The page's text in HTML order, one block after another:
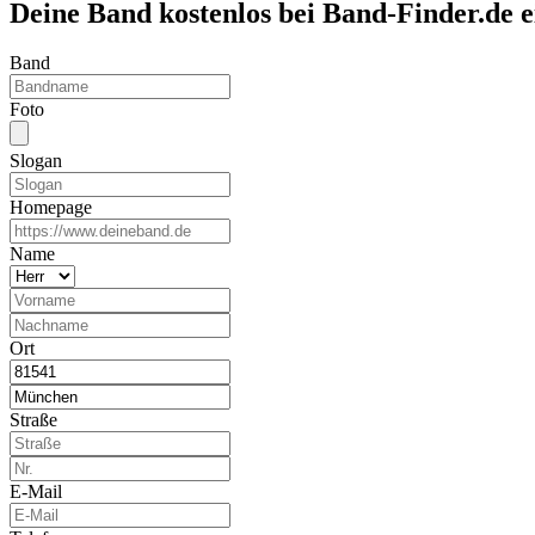
Deine Band kostenlos bei Band-Finder.de
Band
Foto
Slogan
Homepage
Name
Ort
Straße
E-Mail